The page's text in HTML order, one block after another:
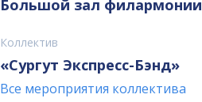
Большой зал филармонии
Коллектив
«Сургут Экспресс-Бэнд»
Все мероприятия коллектива